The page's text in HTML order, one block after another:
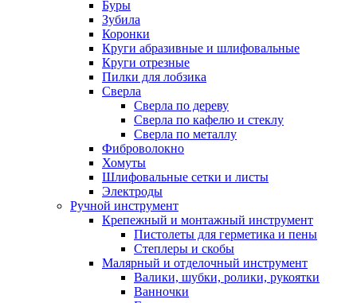
Буры
Зубила
Коронки
Круги абразивные и шлифовальные
Круги отрезные
Пилки для лобзика
Сверла
Сверла по дереву
Сверла по кафелю и стеклу
Сверла по металлу
Фиброволокно
Хомуты
Шлифовальные сетки и листы
Электроды
Ручной инструмент
Крепежный и монтажный инструмент
Пистолеты для герметика и пены
Степлеры и скобы
Малярный и отделочный инструмент
Валики, шубки, ролики, рукоятки
Ванночки